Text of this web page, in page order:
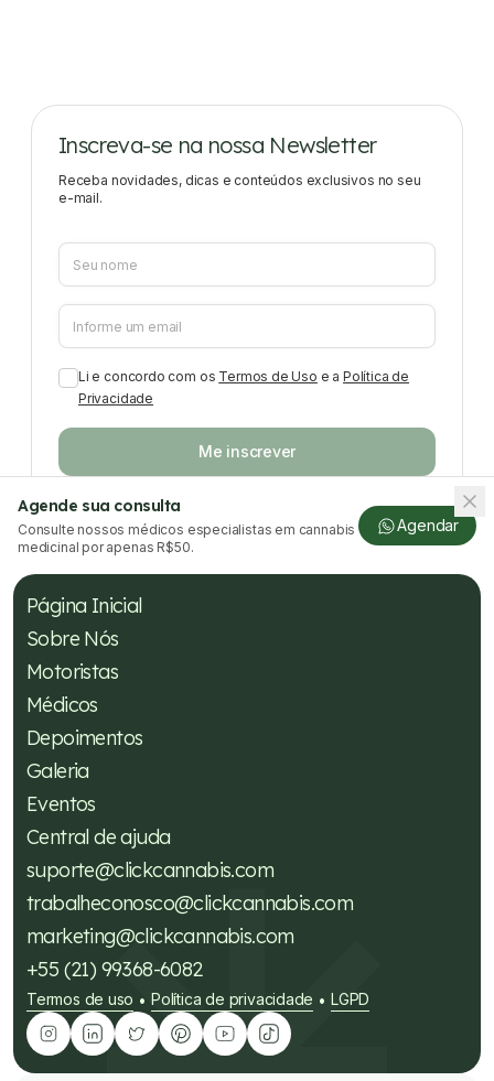
Inscreva-se na nossa Newsletter
Receba novidades, dicas e conteúdos exclusivos no seu
e-mail.
Li e concordo com os Termos de Uso e a Política de
Privacidade
Me inscrever
Agende sua consulta
Consulte nossos médicos especialistas em cannabis
medicinal por apenas R$50.
Agendar
Página Inicial
Sobre Nós
Motoristas
Médicos
Depoimentos
Galeria
Eventos
Central de ajuda
suporte@clickcannabis.com
trabalheconosco@clickcannabis.com
marketing@clickcannabis.com
+55 (21) 99368-6082
Termos de uso • Política de privacidade • LGPD